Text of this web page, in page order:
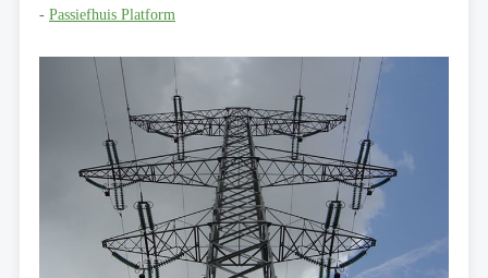
- Passiefhuis Platform